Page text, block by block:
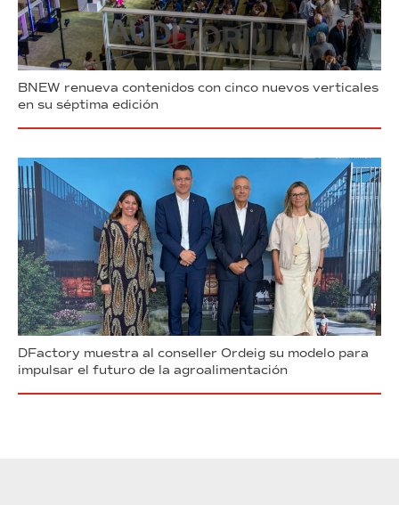
BNEW renueva contenidos con cinco nuevos verticales
en su séptima edición
DFactory muestra al conseller Ordeig su modelo para
impulsar el futuro de la agroalimentación